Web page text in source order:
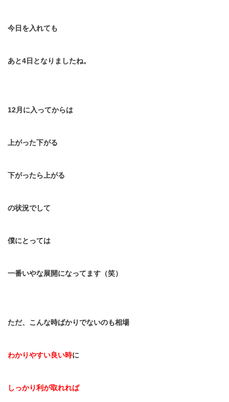
今日を入れても
あと4日となりましたね。
12月に入ってからは
上がった下がる
下がったら上がる
の状況でして
僕にとっては
一番いやな展開になってます（笑）
ただ、こんな時ばかりでないのも相場
わかりやすい良い時に
しっかり利が取れれば